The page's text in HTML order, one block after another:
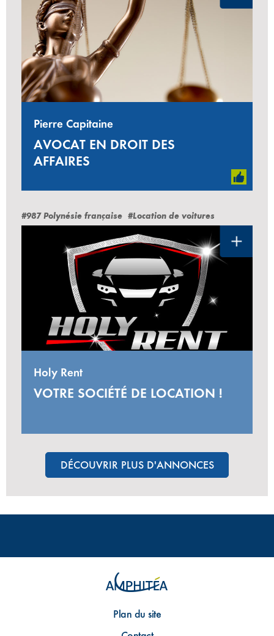
Pierre Capitaine
AVOCAT EN DROIT DES
AFFAIRES
#987 Polynésie française #Location de voitures
Holy Rent
VOTRE SOCIÉTÉ DE LOCATION !
DÉCOUVRIR PLUS D'ANNONCES
Plan du site